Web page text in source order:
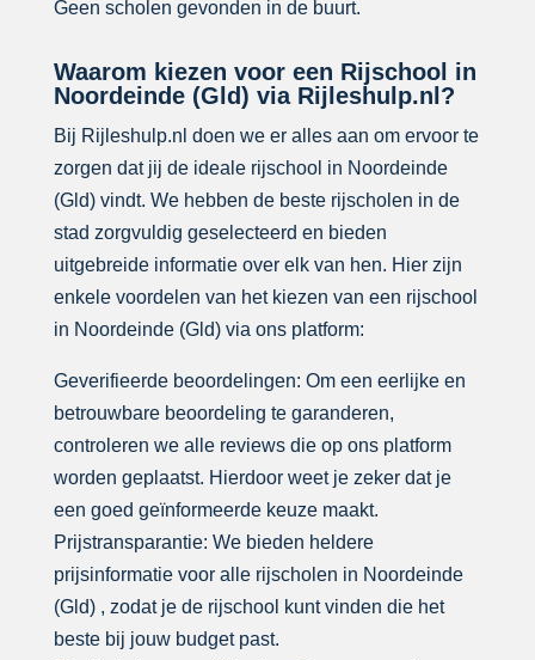
Geen scholen gevonden in de buurt.
Waarom kiezen voor een Rijschool in
Noordeinde (Gld) via Rijleshulp.nl?
Bij Rijleshulp.nl doen we er alles aan om ervoor te
zorgen dat jij de ideale rijschool in Noordeinde
(Gld) vindt. We hebben de beste rijscholen in de
stad zorgvuldig geselecteerd en bieden
uitgebreide informatie over elk van hen. Hier zijn
enkele voordelen van het kiezen van een rijschool
in Noordeinde (Gld) via ons platform:
Geverifieerde beoordelingen: Om een eerlijke en
betrouwbare beoordeling te garanderen,
controleren we alle reviews die op ons platform
worden geplaatst. Hierdoor weet je zeker dat je
een goed geïnformeerde keuze maakt.
Prijstransparantie: We bieden heldere
prijsinformatie voor alle rijscholen in Noordeinde
(Gld) , zodat je de rijschool kunt vinden die het
beste bij jouw budget past.